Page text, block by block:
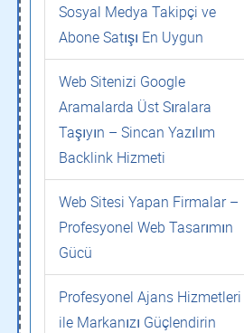
Sosyal Medya Takipçi ve
Abone Satışı En Uygun
Web Sitenizi Google
Aramalarda Üst Sıralara
Taşıyın – Sincan Yazılım
Backlink Hizmeti
Web Sitesi Yapan Firmalar –
Profesyonel Web Tasarımın
Gücü
Profesyonel Ajans Hizmetleri
ile Markanızı Güçlendirin